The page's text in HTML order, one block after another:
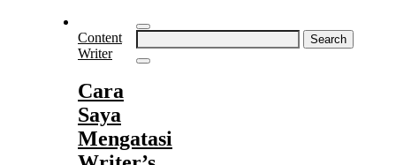
Search
for:
Content
Writer
Cara
Saya
Mengatasi